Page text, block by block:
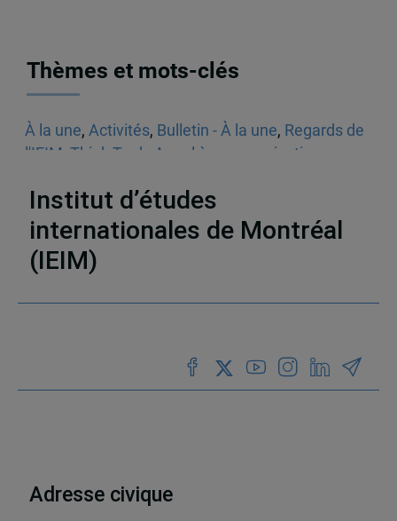
Thèmes et mots-clés
À la une, Activités, Bulletin - À la une, Regards de
l'IEIM Think Tank Appel à communications
Institut d’études
internationales de Montréal
(IEIM)
Adresse civique